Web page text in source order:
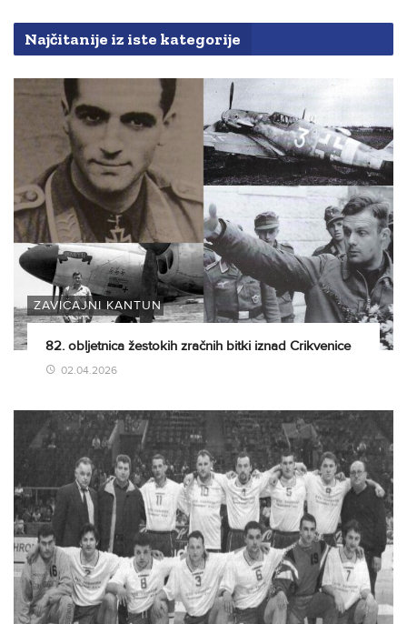
Najčitanije iz iste kategorije
ZAVIČAJNI KANTUN
82. obljetnica žestokih zračnih bitki iznad Crikvenice
02.04.2026